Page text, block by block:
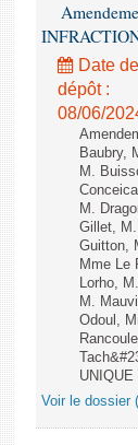
Date de
dépôt :
08/06/
Baubry,
M.
M.
Gillet,
Guitton,
Mme Le
Lorho,
M.
Odoul,
UNIQUE
Voir le dossier